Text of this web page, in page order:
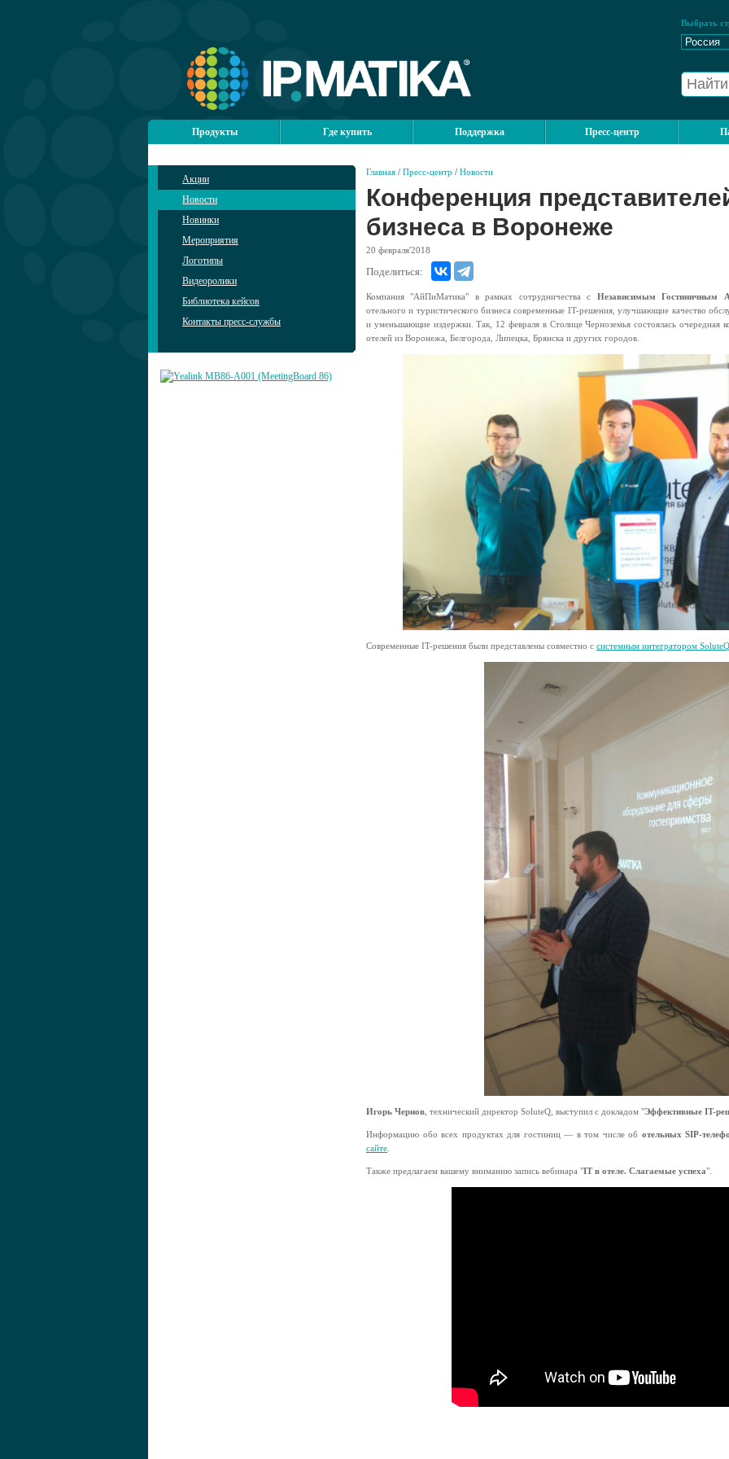
Выбрать
Продукты Где купить Поддержка Пресс-центр
Акции
Новости
Новинки
Мероприятия
Логотипы
Видеоролики
Библиотека кейсов
Контакты пресс-службы
Главная / Пресс-центр / Новости
Конференция
бизнеса в Воронеже
20 февраля'2018
Поделиться:
Компания "АйПиМатика" в рамках сотрудничества с Независимым Гостиничным
отельного и туристического бизнеса современные IT-решения, улучшающие качество
и уменьшающие издержки. Так, 12 февраля в Столице Черноземья состоялась очередная
отелей из Воронежа, Белгорода, Липецка, Брянска и других городов.
Современные IT-решения были представлены совместно c системным интегратором SoluteQ
Игорь Чернов , технический директор SoluteQ, выступил с докладом "Эффективные IT-
Информацию обо всех продуктах для гостиниц — в том числе об отельных SIP-
сайте
Также предлагаем вашему вниманию запись вебинара "IT в отеле. Слагаемые успеха".